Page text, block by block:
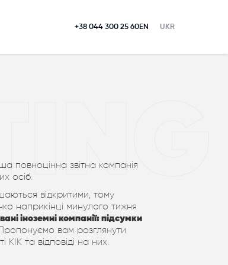
+38 044 300 25 60 UKR
EN
повноцінна звітна компанія
осіб.
відкритими, тому
наприкінці минулого тижня
іноземні компанії: підсумки
вам розглянути
КІК та відповіді на них.